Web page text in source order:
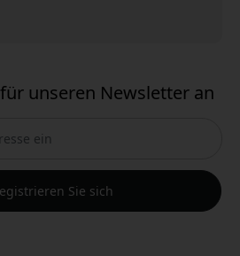
unseren Newsletter an
Sie sich